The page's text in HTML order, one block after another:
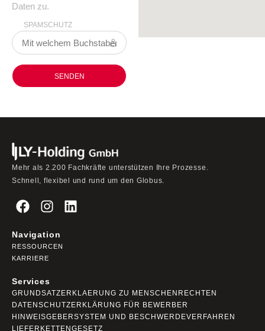
Daten zu.
SPAMSCHUTZ
SENDEN
Mehr als 2.200 Fachkräfte unterstützen Ihre Prozesse.
Schnell, flexibel und rund um den Globus.
Navigation
RESSOURCEN
KARRIERE
Services
GRUNDSATZERKLAERUNG ZU MENSCHENRECHTEN
DATENSCHUTZERKLÄRUNG FÜR BEWERBER
HINWEISGEBERSYSTEM UND BESCHWERDEVERFAHREN
LIEFERKETTENGESETZ